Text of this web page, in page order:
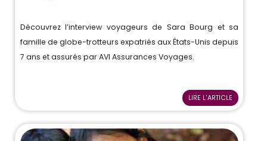
Découvrez l’interview voyageurs de Sara Bourg et sa
famille de globe-trotteurs expatriés aux États-Unis depuis
7 ans et assurés par AVI Assurances Voyages.
LIRE L'ARTICLE